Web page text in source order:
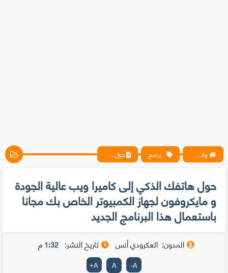
واتس آب ، فيسبوك ، أنترنت ، شروحات تقنية حصرية - المحترف ، برامج حول هاتفك الذكي إلى كاميرا ويب عالية الجودة و مايكروفون لجهاز الكمبيوتر الخاص بك مجانا باستعمال هذا البرنامج الجديد
حول هاتفك الذكي إلى كاميرا ويب عالية الجودة
و مايكروفون لجهاز الكمبيوتر الخاص بك مجانا
باستعمال هذا البرنامج الجديد
المدون: العكرودي أنس تاريخ النشر: 1:32 م
A
-
A
A
+